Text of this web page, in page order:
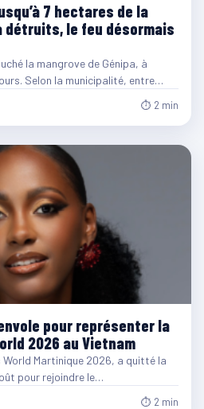
7 hectares de la
détruits, le feu désormais
la mangrove de Génipa, à
Selon la municipalité, entre…
⏱ 2 min
pour représenter la
2026 au Vietnam
World Martinique 2026, a quitté la
pour rejoindre le…
⏱ 2 min